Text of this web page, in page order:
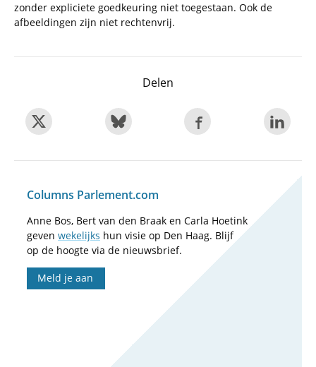
zonder expliciete goedkeuring niet toegestaan. Ook de
afbeeldingen zijn niet rechtenvrij.
Delen
Columns Parlement.com
Anne Bos, Bert van den Braak en Carla Hoetink
geven wekelijks hun visie op Den Haag. Blijf
op de hoogte via de nieuwsbrief.
Meld je aan